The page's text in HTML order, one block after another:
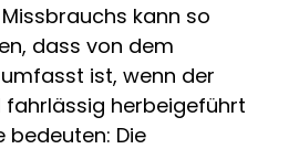
kann so
dass von dem
ist, wenn der
herbeigeführt
bedeuten: Die